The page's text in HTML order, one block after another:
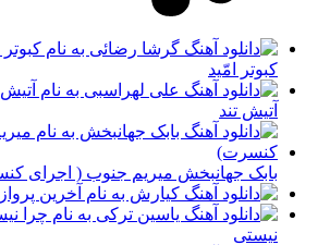
کبوتر امّید
آتیش تند
بابک جهانبخش میریم جنوب ( اجرای
نیستی